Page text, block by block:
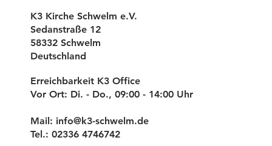
K3 Kirche Schwelm e.V.
Sedanstraße 12
58332 Schwelm
Deutschland
Erreichbarkeit K3 Office
Vor Ort: Di. - Do., 09:00 - 14:00 Uhr
Mail: info@k3-schwelm.de
Tel.: 02336 4746742